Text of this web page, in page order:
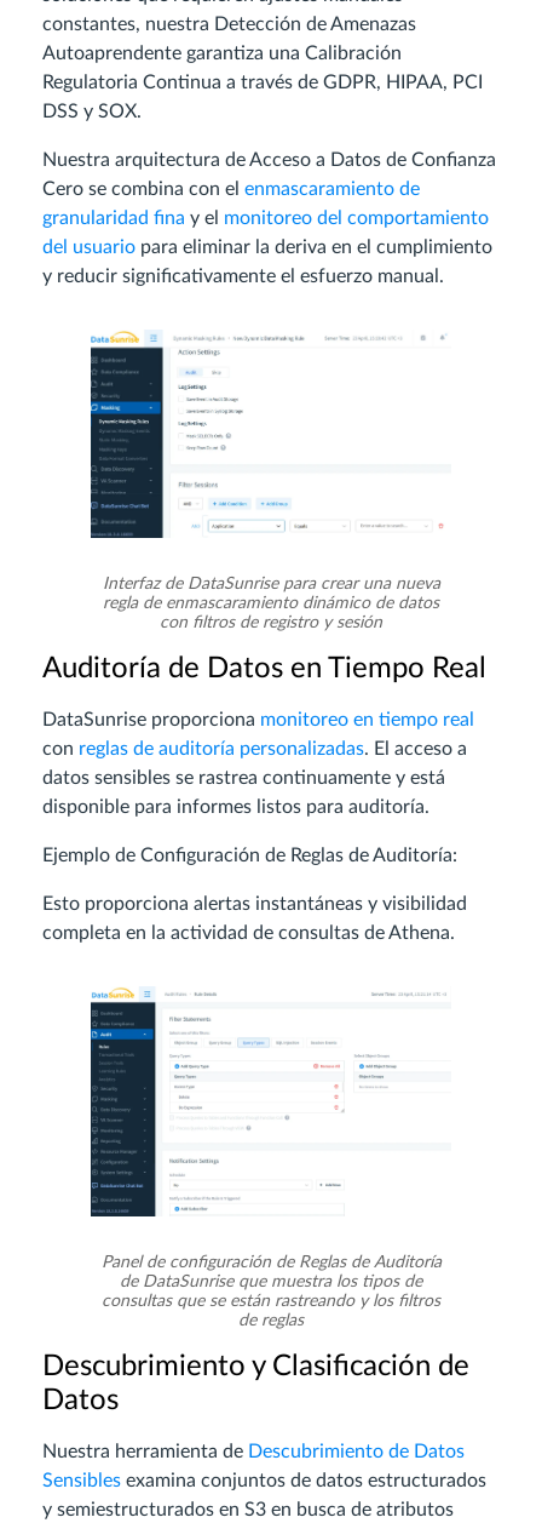
constantes, nuestra Detección de Amenazas
Autoaprendente garantiza una Calibración
Regulatoria Continua a través de GDPR, HIPAA, PCI
DSS y SOX.
Nuestra arquitectura de Acceso a Datos de Confianza
Cero se combina con el enmascaramiento de
granularidad fina y el monitoreo del comportamiento
del usuario para eliminar la deriva en el cumplimiento
y reducir significativamente el esfuerzo manual.
Interfaz de DataSunrise para crear una nueva
regla de enmascaramiento dinámico de datos
con filtros de registro y sesión
Auditoría de Datos en Tiempo Real
DataSunrise proporciona monitoreo en tiempo real
con reglas de auditoría personalizadas. El acceso a
datos sensibles se rastrea continuamente y está
disponible para informes listos para auditoría.
Ejemplo de Configuración de Reglas de Auditoría:
Esto proporciona alertas instantáneas y visibilidad
completa en la actividad de consultas de Athena.
Panel de configuración de Reglas de Auditoría
de DataSunrise que muestra los tipos de
consultas que se están rastreando y los filtros
de reglas
Descubrimiento y Clasificación de
Datos
Nuestra herramienta de Descubrimiento de Datos
Sensibles examina conjuntos de datos estructurados
y semiestructurados en S3 en busca de atributos